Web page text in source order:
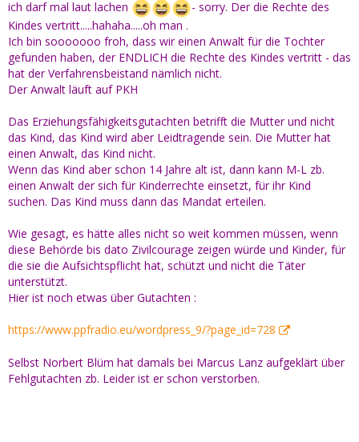
ich darf mal laut lachen
- sorry. Der die Rechte des
Kindes vertritt.....hahaha.....oh man .
Ich bin sooooooo froh, dass wir einen Anwalt für die Tochter
gefunden haben, der ENDLICH die Rechte des Kindes vertritt - das
hat der Verfahrensbeistand nämlich nicht.
Der Anwalt läuft auf PKH
Das Erziehungsfähigkeitsgutachten betrifft die Mutter und nicht
das Kind, das Kind wird aber Leidtragende sein. Die Mutter hat
einen Anwalt, das Kind nicht.
Wenn das Kind aber schon 14 Jahre alt ist, dann kann M-L zb.
einen Anwalt der sich für Kinderrechte einsetzt, für ihr Kind
suchen. Das Kind muss dann das Mandat erteilen.
Wie gesagt, es hätte alles nicht so weit kommen müssen, wenn
diese Behörde bis dato Zivilcourage zeigen würde und Kinder, für
die sie die Aufsichtspflicht hat, schützt und nicht die Täter
unterstützt.
Hier ist noch etwas über Gutachten :
https://www.ppfradio.eu/wordpress_9/?page_id=728
Selbst Norbert Blüm hat damals bei Marcus Lanz aufgeklärt über
Fehlgutachten zb. Leider ist er schon verstorben.